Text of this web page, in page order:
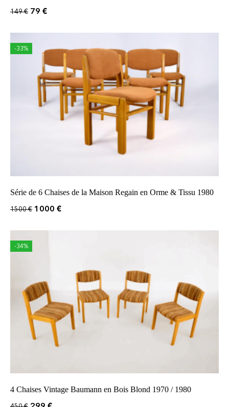
149€ 79 €
-33%
Série de 6 Chaises de la Maison Regain en Orme & Tissu 1980
1500€ 1000 €
-34%
4 Chaises Vintage Baumann en Bois Blond 1970 / 1980